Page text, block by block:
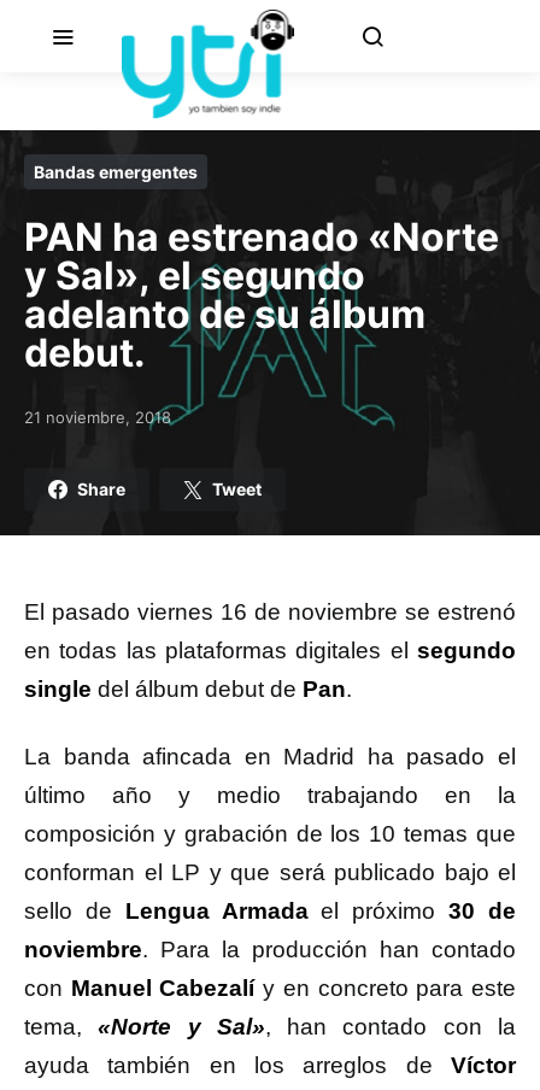
Bandas emergentes
PAN ha estrenado «Norte
y Sal», el segundo
adelanto de su álbum
debut.
Posted on
21 noviembre, 2018
Share Tweet
El pasado viernes 16 de noviembre se estrenó
en todas las plataformas digitales el segundo
single del álbum debut de Pan.
La banda afincada en Madrid ha pasado el
último año y medio trabajando en la
composición y grabación de los 10 temas que
conforman el LP y que será publicado bajo el
sello de Lengua Armadael próximo30 de
noviembre. Para la producción han contado
con Manuel Cabezalíy en concreto para este
tema,«Norte y Sal», han contado con la
ayuda también en los arreglos de Víctor